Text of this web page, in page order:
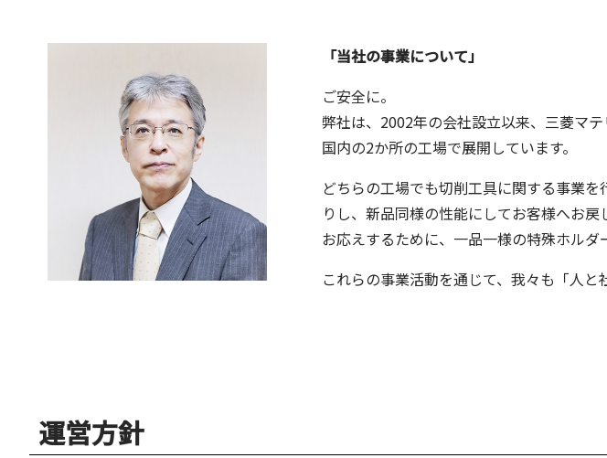
「当社の事業について」
ご安全に。
弊社は、2002年の会社設立以来、三菱マ
国内の2か所の工場で展開しています。
どちらの工場でも切削工具に関する事業
りし、新品同様の性能にしてお客様へお
お応えするために、一品一様の特殊ホルダ
これらの事業活動を通じて、我々も「人と
運営方針